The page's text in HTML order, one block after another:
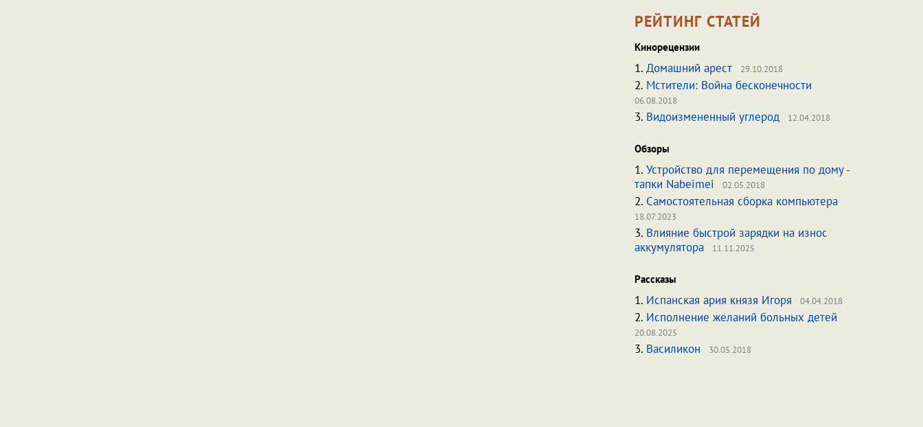
РЕЙТИНГ СТАТЕЙ
Кинорецензии
1. Домашний арест 29.10.2018
2. Мстители: Война бесконечности
06.08.2018
3. Видоизмененный углерод 12.04.2018
Обзоры
1. Устройство для перемещения по дому -
тапки Nabeimei
02.05.2018
2. Самостоятельная сборка компьютера
18.07.2023
3. Влияние быстрой зарядки на износ
аккумулятора
11.11.2025
Рассказы
1. Испанская ария князя Игоря 04.04.2018
2. Исполнение желаний больных детей
20.08.2025
3. Василикон 30.05.2018